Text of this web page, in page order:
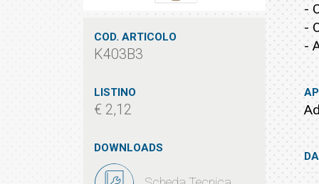
COD. ARTICOLO
K403B3
LISTINO
€ 2,12
DOWNLOADS
-
-
-